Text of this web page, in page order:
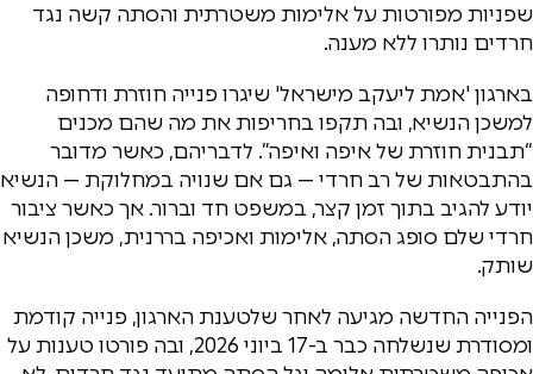
שפניות מפורטות על אלימות משטרתית והסתה קשה נגד
חרדים נותרו ללא מענה.
בארגון 'אמת ליעקב מישראל' שיגרו פנייה חוזרת ודחופה
למשכן הנשיא, ובה תקפו בחריפות את מה שהם מכנים
“תבנית חוזרת של איפה ואיפה”. לדבריהם, כאשר מדובר
בהתבטאות של רב חרדי — גם אם שנויה במחלוקת — הנשיא
יודע להגיב בתוך זמן קצר, במשפט חד וברור. אך כאשר ציבור
חרדי שלם סופג הסתה, אלימות ואכיפה בררנית, משכן הנשיא
שותק.
הפנייה החדשה מגיעה לאחר שלטענת הארגון, פנייה קודמת
ומסודרת שנשלחה כבר ב-17 ביוני 2026, ובה פורטו טענות על